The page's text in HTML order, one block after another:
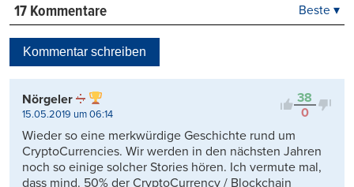
17 Kommentare
Kontrovers
Beste ▾
Kommentar schreiben
38
0
Nörgeler
15.05.2019 um 06:14
Wieder so eine merkwürdige Geschichte rund um
CryptoCurrencies. Wir werden in den nächsten Jahren
noch so einige solcher Stories hören. Ich vermute mal,
dass mind. 50% der CryptoCurrency / Blockchain